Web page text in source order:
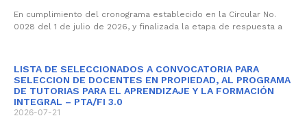
En cumplimiento del cronograma establecido en la Circular No.
0028 del 1 de julio de 2026, y finalizada la etapa de respuesta a
LISTA DE SELECCIONADOS A CONVOCATORIA PARA
SELECCION DE DOCENTES EN PROPIEDAD, AL PROGRAMA
DE TUTORIAS PARA EL APRENDIZAJE Y LA FORMACIÓN
INTEGRAL – PTA/FI 3.0
2026-07-21